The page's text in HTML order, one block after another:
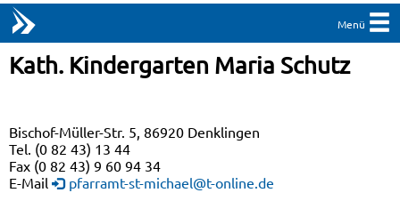
Menü
Kath. Kindergarten Maria Schutz
Bischof-Müller-Str. 5, 86920 Denklingen
Tel. (0 82 43) 13 44
Fax (0 82 43) 9 60 94 34
E-Mail
pfarramt-st-michael@t-online.de